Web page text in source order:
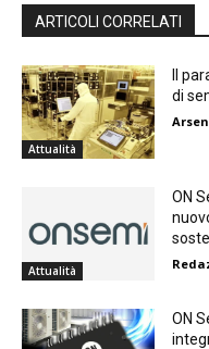
ARTICOLI CORRELATI
Attualità
Il
di
Attualità
ON
ON